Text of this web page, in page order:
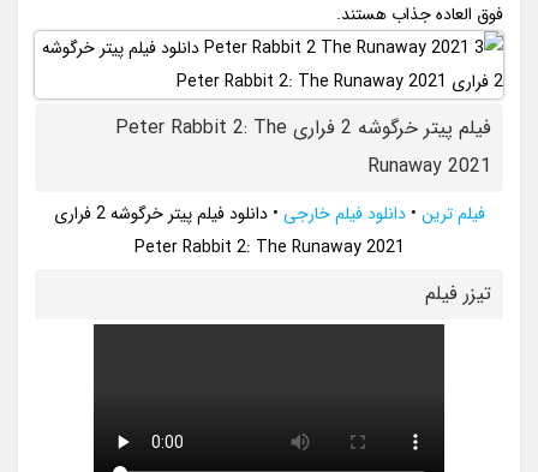
فوق العاده جذاب هستند.
فیلم پیتر خرگوشه 2 فراری Peter Rabbit 2: The
Runaway 2021
فیلم ترین •دانلود فیلم خارجی •
دانلود فیلم پیتر خرگوشه 2 فراری
Peter Rabbit 2: The Runaway 2021
تيزر فيلم